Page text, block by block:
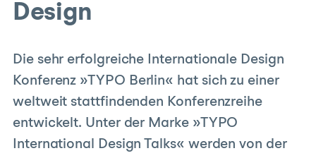
Design
Die sehr erfolgreiche Internationale Design
Konferenz »TYPO Berlin« hat sich zu einer
weltweit stattfindenden Konferenzreihe
entwickelt. Unter der Marke »TYPO
International Design Talks« werden von der